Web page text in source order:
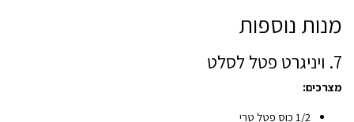
מנות נוספות
7. ויניגרט פטל לסלט
מצרכים:
1/2 כוס פטל טרי